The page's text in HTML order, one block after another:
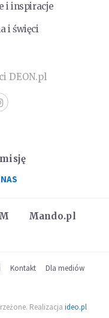
i inspiracje
i święci
DEON.pl
Mando.pl
Kontakt
Dla mediów
Realizacja ideo.pl